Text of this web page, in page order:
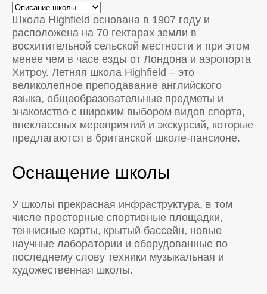
Школа Highfield основана в 1907 году и
расположена на 70 гектарах земли в
восхитительной сельской местности и при этом
менее чем в часе езды от Лондона и аэропорта
Хитроу. Летняя школа Highfield – это
великолепное преподавание английского
языка, общеобразовательные предметы и
знакомство с широким выбором видов спорта,
внеклассных мероприятий и экскурсий, которые
предлагаются в британской школе-пансионе.
Оснащение школы
У школы прекрасная инфраструктура, в том
числе просторные спортивные площадки,
теннисные корты, крытый бассейн, новые
научные лаборатории и оборудованные по
последнему слову техники музыкальная и
художественная школы.